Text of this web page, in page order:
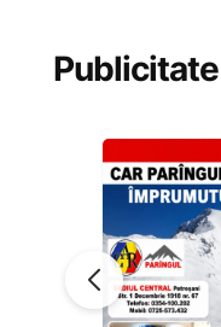
Publicitate